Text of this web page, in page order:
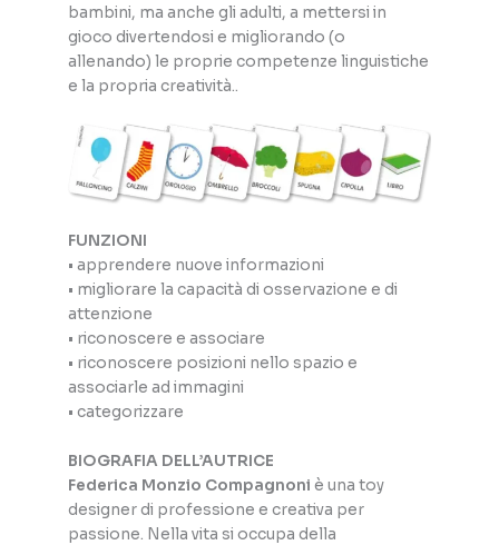
bambini, ma anche gli adulti, a mettersi in
gioco divertendosi e migliorando (o
allenando) le proprie competenze linguistiche
e la propria creatività..
FUNZIONI
• apprendere nuove informazioni
• migliorare la capacità di osservazione e di
attenzione
• riconoscere e associare
• riconoscere posizioni nello spazio e
associarle ad immagini
• categorizzare
BIOGRAFIA DELL’AUTRICE
Federica Monzio Compagnoni è una toy
designer di professione e creativa per
passione. Nella vita si occupa della